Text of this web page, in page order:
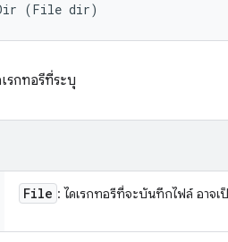
(File dir)
กทอรีที่ระบุ
File : ไดเรกทอรีที่จะบันทึกไฟล์ อาจ